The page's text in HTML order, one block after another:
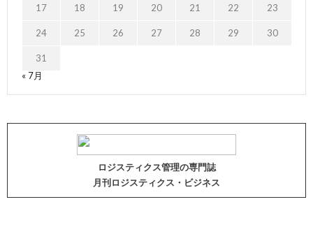
17 18 19 20 21 22 23
24 25 26 27 28 29 30
31
« 7月
ロジスティクス管理の専門誌
月刊ロジスティクス・ビジネス